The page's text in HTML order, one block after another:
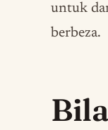
untuk
berbeza.